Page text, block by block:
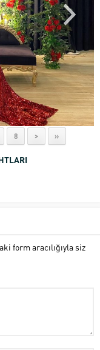
8 > »
form aracılığıyla siz